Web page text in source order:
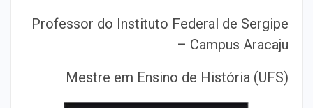
Professor do Instituto Federal de Sergipe
– Campus Aracaju
Mestre em Ensino de História (UFS)